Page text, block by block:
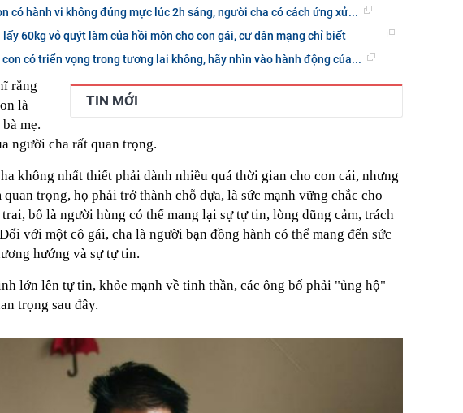
Giá vàng mới nhất tại Mi Hồng, Bảo Tín Mạnh Hải, DOJI, SJC, PNJ,…
Vợ chồng chủ trang trại lợn ở Trung Quốc rơi vào cảnh tán gia bại sản,
mất trắng 15 triệu USD vì án oan
Mỹ nhân người miền Tây là tiểu thư nhưng gia đình phá sản, được
Chữ “NAPAS” trên thẻ ngân hàng nghĩa là gì?
Người phụ nữ nhận được 97 triệu đồng tiền chuyển khoản nhầm liền
chuyển trả lại, 30 ngày sau được công an thông báo: “Chị đang nợ tiền
ngân hàng”
Bắt nguyên Trưởng ban quản lý chung cư ở TP.HCM lừa bán căn hộ tái
định cư
có hành vi không đúng mực lúc 2h sáng, người cha có cách ứng xử...
lấy 60kg vỏ quýt làm của hồi môn cho con gái, cư dân mạng chỉ biết
có triển vọng trong tương lai không, hãy nhìn vào hành động của...
TIN MỚI
rằng
là
mẹ.
người cha rất quan trọng.
không nhất thiết phải dành nhiều quá thời gian cho con cái, nhưng
trọng, họ phải trở thành chỗ dựa, là sức mạnh vững chắc cho
bố là người hùng có thể mang lại sự tự tin, lòng dũng cảm, trách
với một cô gái, cha là người bạn đồng hành có thể mang đến sức
hướng và sự tự tin.
lớn lên tự tin, khỏe mạnh về tinh thần, các ông bố phải "ủng hộ"
trọng sau đây.